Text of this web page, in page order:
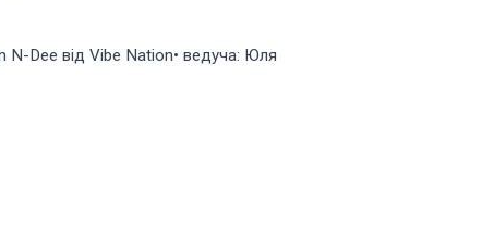
N-Dee від Vibe Nation• ведуча: Юля